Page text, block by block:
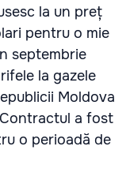
la un preț
pentru o mie
septembrie
la gazele
Moldova
a fost
o perioadă de